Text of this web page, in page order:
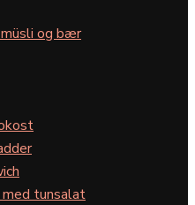
og bær
med tunsalat